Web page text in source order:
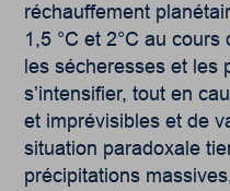
réchauffement
1,5 °C et 2°C au
les sécheresses et les
s’intensifier, tout en
et imprévisibles et de
situation paradoxale
précipitations